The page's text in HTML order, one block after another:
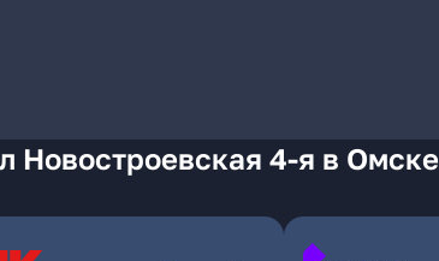
Новостроевская 4-я в Омске